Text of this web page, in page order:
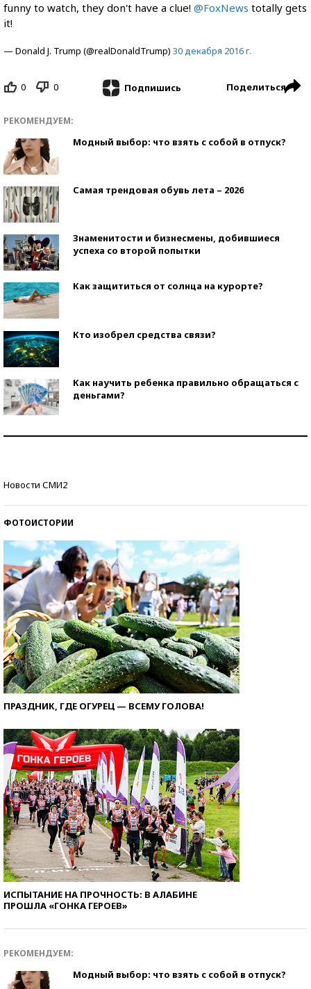
funny to watch, they don't have a clue! @FoxNews totally gets
it!
— Donald J. Trump (@realDonaldTrump) 30 декабря 2016 г.
0 0 Подпишись Поделиться
РЕКОМЕНДУЕМ:
Модный выбор: что взять с собой в отпуск?
Самая трендовая обувь лета – 2026
Знаменитости и бизнесмены, добившиеся
успеха со второй попытки
Как защититься от солнца на курорте?
Кто изобрел средства связи?
Как научить ребенка правильно обращаться с
деньгами?
Новости СМИ2
ФОТОИСТОРИИ
ПРАЗДНИК, ГДЕ ОГУРЕЦ — ВСЕМУ ГОЛОВА!
ИСПЫТАНИЕ НА ПРОЧНОСТЬ: В АЛАБИНЕ
ПРОШЛА «ГОНКА ГЕРОЕВ»
РЕКОМЕНДУЕМ:
Модный выбор: что взять с собой в отпуск?